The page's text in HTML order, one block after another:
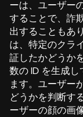
ーは、ユーザー
することで、詐
出することもあ
は、特定のクラ
証したかどうか
数の ID を生成
ます。ユーザー
どうかを判断す
ーザーの顔の画